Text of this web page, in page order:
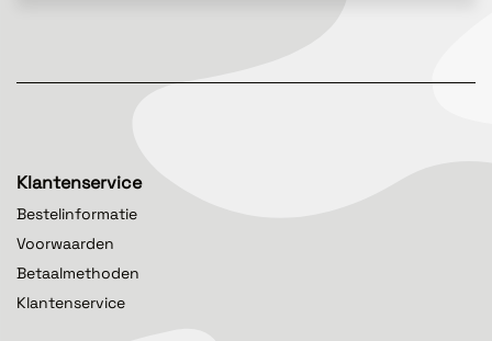
Klantenservice
Bestelinformatie
Voorwaarden
Betaalmethoden
Klantenservice